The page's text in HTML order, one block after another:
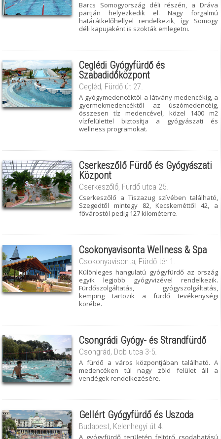
Barcs Somogyország déli részén, a Dráva
partján helyezkedik el. Nagy forgalmú
határátkelőhellyel rendelkezik, így Somogy
déli kapujaként is szokták emlegetni.
Ceglédi Gyógyfürdő és
Szabadidőközpont
Cegléd, Fürdő út 27.
A gyógymedencéktől a látvány-medencékig, a
gyermekmedencéktől az úszómedencéig,
összesen tíz medencével, közel 1400 m2
vízfelülettel biztosítja a gyógyászati és
wellness programokat.
Cserkeszőlő Fürdő és Gyógyászati
Központ
Cserkeszőlő, Fürdő utca 25.
Cserkeszőlő a Tiszazug szívében található,
Szegedtől mintegy 82, Kecskeméttől 42, a
fővárostól pedig 127 kilométerre.
Csokonyavisonta Wellness & Spa
Csokonyavisonta, Fürdő tér 1.
Különleges hangulatú gyógyfürdő az ország
egyik legjobb gyógyvizével rendelkezik.
Fürdőszolgáltatás, gyógyszolgáltatás,
kemping tartozik a fürdő tevékenységi
körébe.
Csongrádi Gyógy- és Strandfürdő
Csongrád, Dob utca 3-5.
A fürdő a város központjában található. A
medencéken túl nagy zöld felület áll a
vendégek rendelkezésére.
Gellért Gyógyfürdő és Uszoda
Budapest, Kelenhegyi út 4.